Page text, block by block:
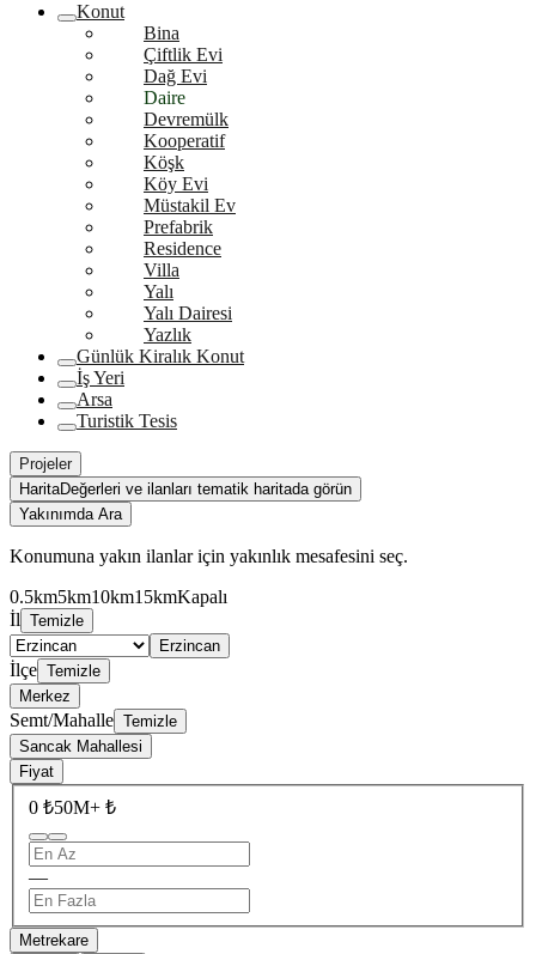
Konut
Bina
Çiftlik Evi
Dağ Evi
Daire
Devremülk
Kooperatif
Köşk
Köy Evi
Müstakil Ev
Prefabrik
Residence
Villa
Yalı
Yalı Dairesi
Yazlık
Günlük Kiralık Konut
İş Yeri
Arsa
Turistik Tesis
Projeler
HaritaDeğerleri ve ilanları tematik haritada görün
Yakınımda Ara
Konumuna yakın ilanlar için yakınlık mesafesini seç.
0.5km5km10km15kmKapalı
İl Temizle
Erzincan
İlçe Temizle
Merkez
Semt/Mahalle Temizle
Sancak Mahallesi
Fiyat
0 ₺50M+ ₺
—
Metrekare